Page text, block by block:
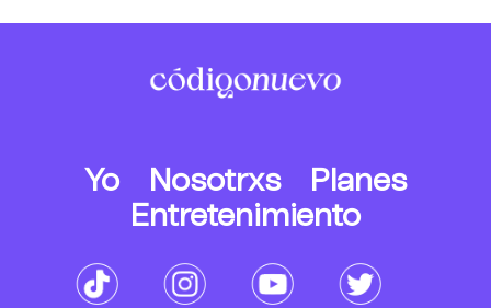
Yo Nosotrxs
Planes
Entretenimiento